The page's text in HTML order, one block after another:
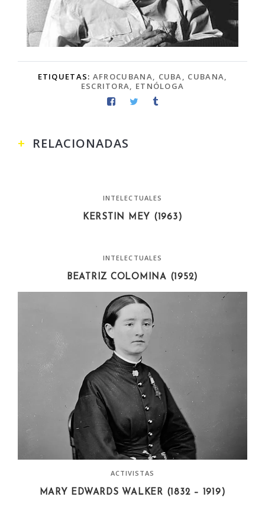
ETIQUETAS: AFROCUBANA, CUBA, CUBANA,
ESCRITORA, ETNÓLOGA
RELACIONADAS
INTELECTUALES
KERSTIN MEY (1963)
INTELECTUALES
BEATRIZ COLOMINA (1952)
ACTIVISTAS
MARY EDWARDS WALKER (1832 – 1919)